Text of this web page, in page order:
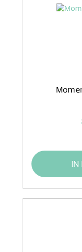
IN